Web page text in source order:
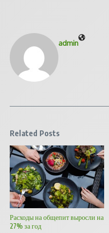
admin
Related Posts
Расходы на общепит выросли на
27% за год